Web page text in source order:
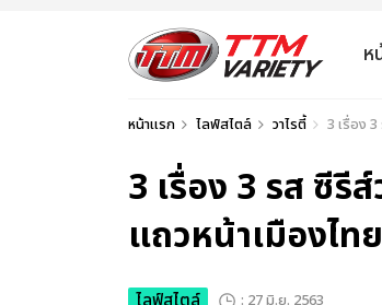
ห
หน้าแรก ไลฟ์สไตล์ วาไรตี้ 3 เรื่อง
3 เรื่อง 3 รส ซีรี
แถวหน้าเมืองไทย
: 27 มิ.ย. 2563